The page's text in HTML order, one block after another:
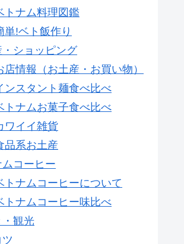
トナム料理図鑑
単!ベト飯作り
・ショッピング
店情報（お土産・お買い物）
ンスタント麺食べ比べ
トナムお菓子食べ比べ
ワイイ雑貨
品系お土産
コーヒー
トナムコーヒーについて
トナムコーヒー味比べ
観光